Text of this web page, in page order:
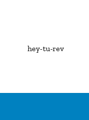
hey-tu-rev